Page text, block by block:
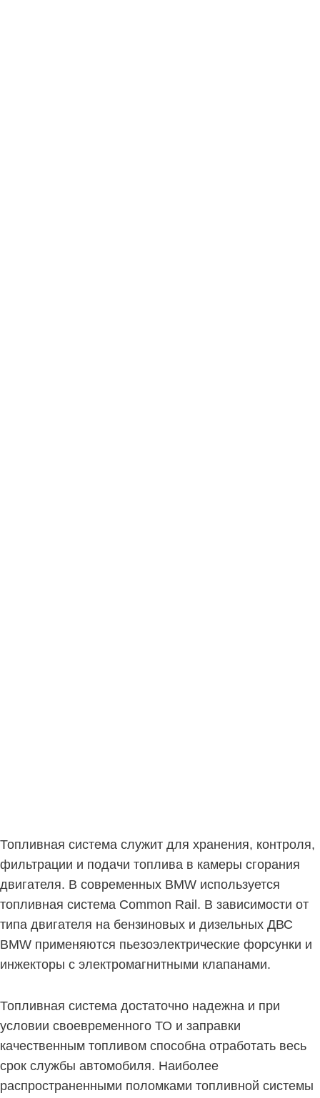
Топливная система служит для хранения, контроля,
фильтрации и подачи топлива в камеры сгорания
двигателя. В современных BMW используется
топливная система Common Rail. В зависимости от
типа двигателя на бензиновых и дизельных ДВС
BMW применяются пьезоэлектрические форсунки и
инжекторы с электромагнитными клапанами.
Топливная система достаточно надежна и при
условии своевременного ТО и заправки
качественным топливом способна отработать весь
срок службы автомобиля. Наиболее
распространенными поломками топливной системы